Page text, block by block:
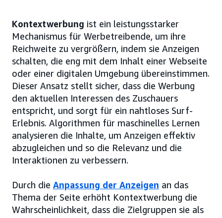
Kontextwerbung ist ein leistungsstarker
Mechanismus für Werbetreibende, um ihre
Reichweite zu vergrößern, indem sie Anzeigen
schalten, die eng mit dem Inhalt einer Webseite
oder einer digitalen Umgebung übereinstimmen.
Dieser Ansatz stellt sicher, dass die Werbung
den aktuellen Interessen des Zuschauers
entspricht, und sorgt für ein nahtloses Surf-
Erlebnis. Algorithmen für maschinelles Lernen
analysieren die Inhalte, um Anzeigen effektiv
abzugleichen und so die Relevanz und die
Interaktionen zu verbessern.
Durch die Anpassung der Anzeigen an das
Thema der Seite erhöht Kontextwerbung die
Wahrscheinlichkeit, dass die Zielgruppen sie als